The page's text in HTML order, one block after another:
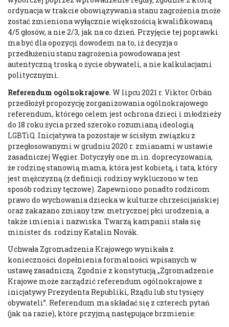
ordynacja w trakcie obowiązywania stanu zagrożenia może
zostać zmieniona wyłącznie większością kwalifikowaną
4/5 głosów, a nie 2/3, jak na co dzień. Przyjęcie tej poprawki
ma być dla opozycji dowodem na to, iż decyzja o
przedłużeniu stanu zagrożenia powodowana jest
autentyczną troską o życie obywateli, a nie kalkulacjami
politycznymi.
Referendum ogólnokrajowe. W lipcu 2021 r. Viktor Orbán
przedłożył propozycję zorganizowania ogólnokrajowego
referendum, którego celem jest ochrona dzieci i młodzieży
do 18 roku życia przed szeroko rozumianą ideologią
LGBTiQ. Inicjatywa ta pozostaje w ścisłym związku z
przegłosowanymi w grudniu 2020 r. zmianami w ustawie
zasadniczej Węgier. Dotyczyły one m.in. doprecyzowania,
że rodzinę stanowią mama, która jest kobietą, i tata, który
jest mężczyzną (z definicji rodziny wykluczono w ten
sposób rodziny tęczowe). Zapewniono ponadto rodzicom
prawo do wychowania dziecka w kulturze chrześcijańskiej
oraz zakazano zmiany tzw. metrycznej płci urodzenia, a
także imienia i nazwiska. Twarzą kampanii stała się
minister ds. rodziny Katalin Novák.
Uchwała Zgromadzenia Krajowego wynikała z
konieczności dopełnienia formalności wpisanych w
ustawę zasadniczą. Zgodnie z konstytucją „Zgromadzenie
Krajowe może zarządzić referendum ogólnokrajowe z
inicjatywy Prezydenta Republiki, Rządu lub stu tysięcy
obywateli”. Referendum ma składać się z czterech pytań
(jak na razie), które przyjmą następujące brzmienie: